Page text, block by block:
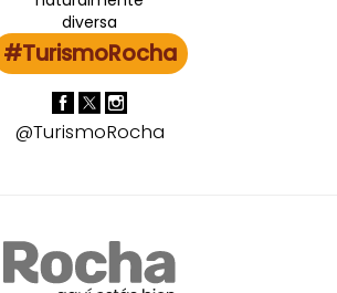
#TurismoRocha
@TurismoRocha